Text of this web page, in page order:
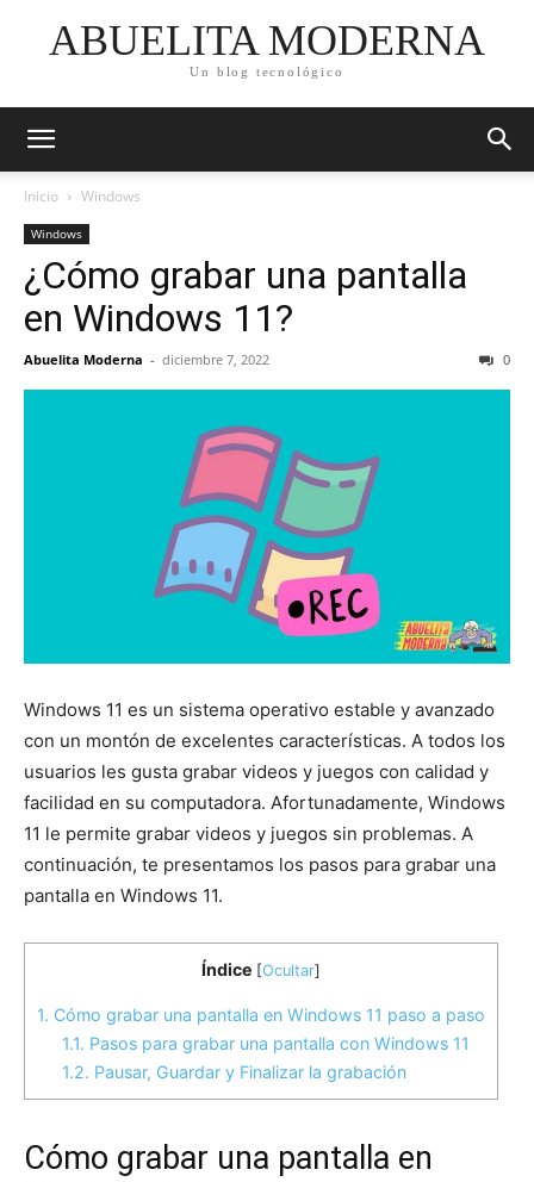
ABUELITA MODERNA
Un blog tecnológico
Inicio Windows
Windows
¿Cómo grabar una pantalla
en Windows 11?
Abuelita Moderna - diciembre 7, 2022 0
Windows 11 es un sistema operativo estable y avanzado
con un montón de excelentes características. A todos los
usuarios les gusta grabar videos y juegos con calidad y
facilidad en su computadora. Afortunadamente, Windows
11 le permite grabar videos y juegos sin problemas. A
continuación, te presentamos los pasos para grabar una
pantalla en Windows 11.
Índice [Ocultar]
1. Cómo grabar una pantalla en Windows 11 paso a paso
1.1. Pasos para grabar una pantalla con Windows 11
1.2. Pausar, Guardar y Finalizar la grabación
Cómo grabar una pantalla en